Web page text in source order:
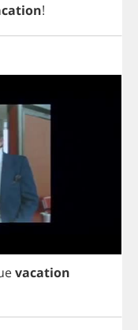
!
vacation